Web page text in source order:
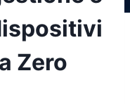
Zero